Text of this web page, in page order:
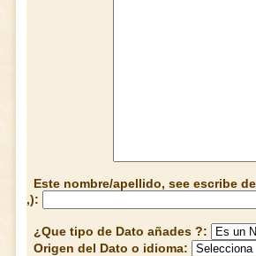
Este nombre/apellido, see escribe
,):
¿Que tipo de Dato añades ?:
Origen del Dato o idioma: